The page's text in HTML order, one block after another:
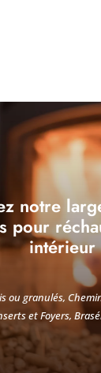
notre
pour
intérieur
ou granulés,
et Foyers,